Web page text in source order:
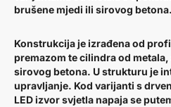
brušene mjedi ili sirovog betona.
Konstrukcija je izrađena od
premazom te cilindra od
sirovog betona. U strukturu je
upravljanje. Kod varijanti s
LED izvor svjetla napaja se